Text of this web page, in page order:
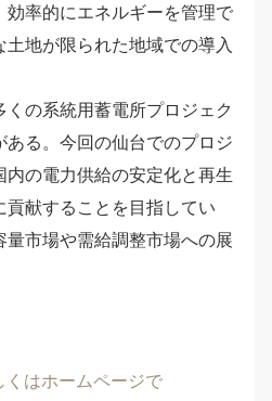
効率的にエネルギーを管理で
地が限られた地域での導入
の系統用蓄電所プロジェク
ある。今回の仙台でのプロジ
内の電力供給の安定化と再生
献することを目指してい
量市場や需給調整市場への展
はホームページで